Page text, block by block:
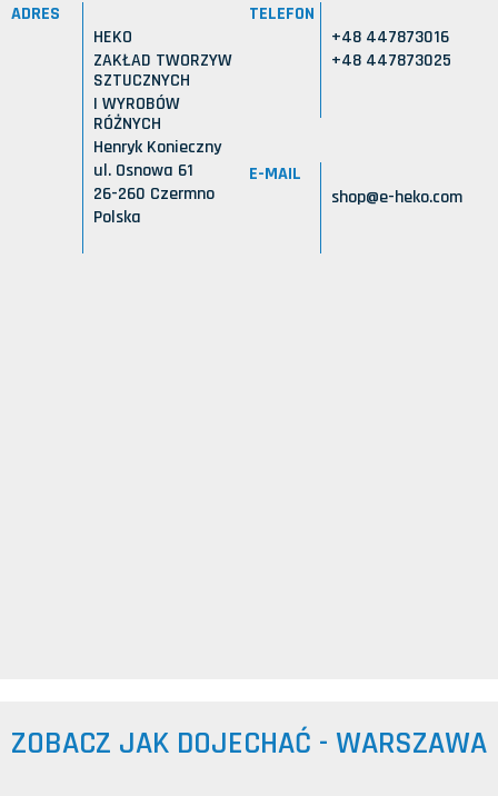
ADRES
HEKO
ZAKŁAD TWORZYW
SZTUCZNYCH
I WYROBÓW
RÓŻNYCH
Henryk Konieczny
ul. Osnowa 61
26-260 Czermno
Polska
TELEFON
+48 447873016
+48 447873025
E-MAIL
shop@e-heko.com
ZOBACZ JAK DOJECHAĆ - WARSZAWA